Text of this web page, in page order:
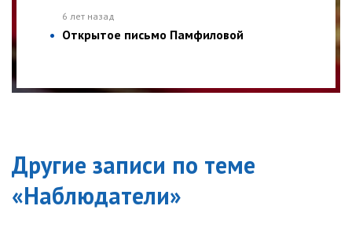
6 лет назад
Открытое письмо Памфиловой
Другие записи по теме
«Наблюдатели»